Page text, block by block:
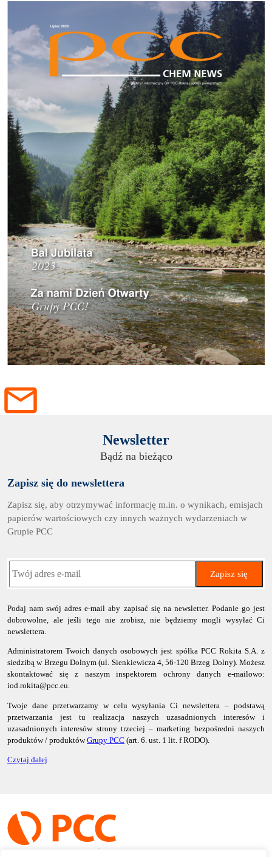
Newsletter
Bądź na bieżąco
Zapisz się do newslettera
Zapisz się, aby otrzymywać informację m.in. o wynikach, emisjach
papierów wartościowych czy innych ważnych wydarzeniach w
Grupie PCC
Zapisz się
Podaj nam swój adres e-mail aby zapisać się na newsletter. Podanie go jest
dobrowolne, ale jeśli tego nie zrobisz, nie będziemy mogli wysyłać Ci
newslettera.
Administratorem Twoich danych osobowych jest spółka PCC Rokita S.A. z
siedzibą w Brzegu Dolnym (ul. Sienkiewicza 4, 56-120 Brzeg Dolny). Możesz
skontaktować się z naszym inspektorem ochrony danych e-mailowo:
iod.rokita@pcc.eu.
Twoje dane przetwarzamy w celu wysyłania Ci newslettera – podstawą
przetwarzania jest tu realizacja naszych uzasadnionych interesów i
uzasadnionych interesów strony trzeciej – marketing bezpośredni naszych
produktów / produktówGrupy PCC (art. 6. ust. 1 lit. f RODO).
Czytaj dalej